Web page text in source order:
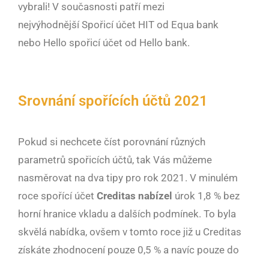
vybrali! V současnosti patří mezi
nejvýhodnější Spořicí účet HIT od Equa bank
nebo Hello spořicí účet od Hello bank.
Srovnání spořících účtů 2021
Pokud si nechcete číst porovnání různých
parametrů spořicích účtů, tak Vás můžeme
nasměrovat na dva tipy pro rok 2021. V minulém
roce spořící účet Creditas nabízel úrok 1,8 % bez
horní hranice vkladu a dalších podmínek. To byla
skvělá nabídka, ovšem v tomto roce již u Creditas
získáte zhodnocení pouze 0,5 % a navíc pouze do